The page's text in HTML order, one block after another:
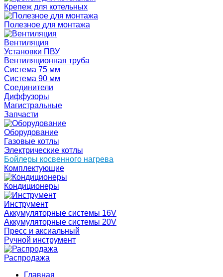
Крепеж для котельных
Полезное для монтажа
Вентиляция
Установки ПВУ
Вентиляционная труба
Система 75 мм
Система 90 мм
Соединители
Диффузоры
Магистральные
Запчасти
Оборудование
Газовые котлы
Электрические котлы
Бойлеры косвенного нагрева
Комплектующие
Кондиционеры
Инструмент
Аккумуляторные системы 16V
Аккумуляторные системы 20V
Пресс и аксиальный
Ручной инструмент
Распродажа
Главная